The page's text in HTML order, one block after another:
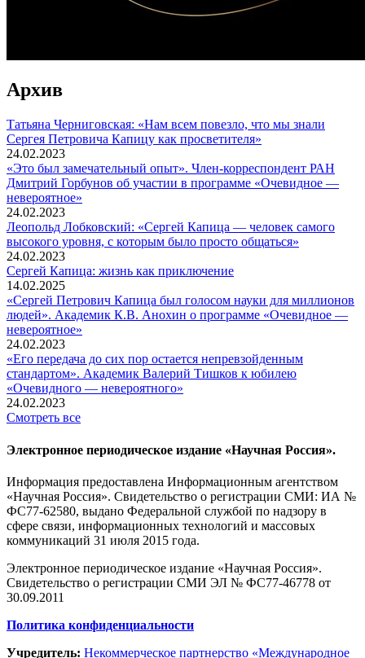
Архив
Татьяна Черниговская: «Нам всем повезло, что мы знали
Сергея Петровича Капицу как просветителя»
24.02.2023
«Это был замечательный опыт». Член-корреспондент РАН
Дмитрий Горбунов об участии в программе «Очевидное —
невероятное»
24.02.2023
Леопольд Лобковский: «Сергей Капица — человек самого
высокого уровня, с которым было просто общаться»
24.02.2023
Сергей Капица: жизнь как приключение
14.02.2025
«Сергей Петрович Капица был голосом науки для миллионов
людей». Академик К.В. Анохин о программе «Очевидное —
невероятное»
24.02.2023
«Его передача до сих пор остается непревзойденным
стандартом». Академик Валерий Тишков к юбилею
«Очевидного — невероятного»
24.02.2023
Смотреть все
Электронное периодическое издание «Научная Россия».
Информация предоставлена Информационным агентством
«Научная Россия». Свидетельство о регистрации СМИ: ИА №
ФС77-62580, выдано Федеральной службой по надзору в
сфере связи, информационных технологий и массовых
коммуникаций 31 июля 2015 года.
Электронное периодическое издание «Научная Россия».
Свидетельство о регистрации СМИ ЭЛ № ФС77-46778 от
30.09.2011
Политика конфиденциальности
Учредитель: Некоммерческое партнерство «Международное